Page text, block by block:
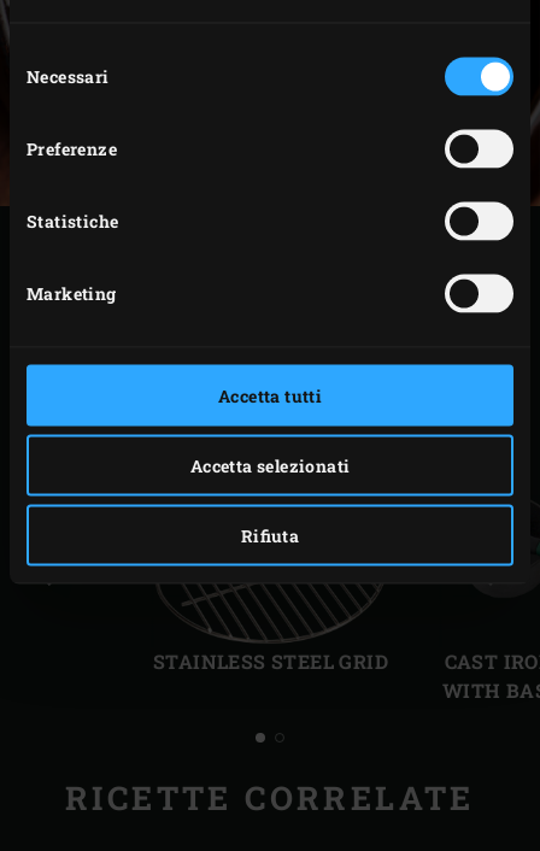
Selezione
delNecessari
Preferenze
Statistiche
Marketing
Accetta tutti
Accetta selezionati
Rifiuta
ACCESSORI CORRELATI
STAINLESS STEEL GRID
CAST
WITH
RICETTE CORRELATE